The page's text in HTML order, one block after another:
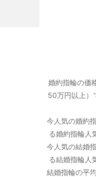
婚約指輪の価
50万円以上）
今人気の婚約
る婚約指輪人
今人気の結婚
る結婚指輪人
結婚指輪の平